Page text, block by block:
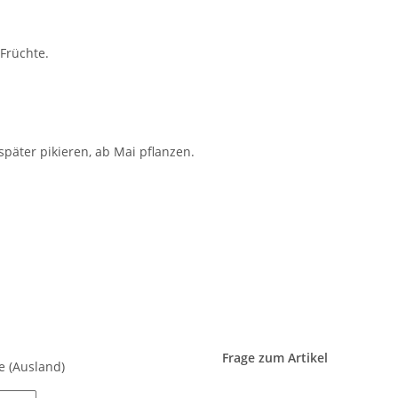
pikieren, ab Mai pflanzen.
(Ausland)
Frage zum Artikel